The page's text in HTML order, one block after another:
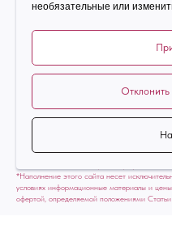
Наполнение сайта имеет справочный
*Наполнение этого сайта несет
условиях информационные материалы и
офертой, определяемой положениями
необязательные или